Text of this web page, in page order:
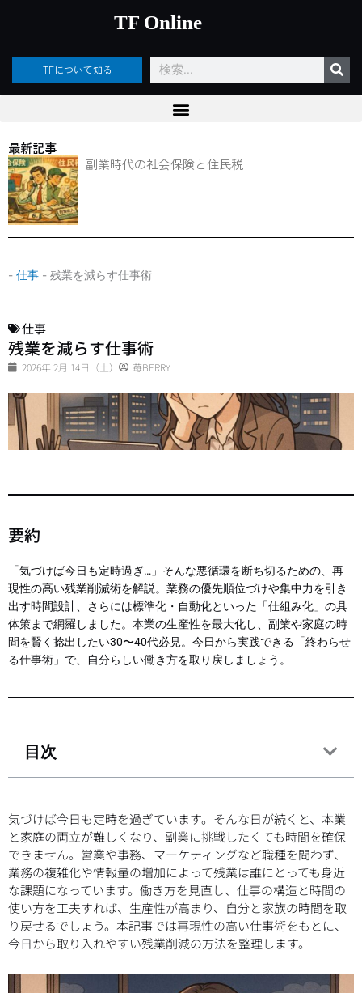
ッ
TF Online
TFについて知る
検
索
最新記事
副業時代の社会保険と住民税
- 仕事 - 残業を減らす仕事術
仕事
残業を減らす仕事術
2026年 2月 14日（土） 苺BERRY
要約
「気づけば今日も定時過ぎ…」そんな悪循環を断ち切るための、再
現性の高い残業削減術を解説。業務の優先順位づけや集中力を引き
出す時間設計、さらには標準化・自動化といった「仕組み化」の具
体策まで網羅しました。本業の生産性を最大化し、副業や家庭の時
間を賢く捻出したい30〜40代必見。今日から実践できる「終わらせ
る仕事術」で、自分らしい働き方を取り戻しましょう。
目次
気づけば今日も定時を過ぎています。そんな日が続くと、本業
と家庭の両立が難しくなり、副業に挑戦したくても時間を確保
できません。営業や事務、マーケティングなど職種を問わず、
業務の複雑化や情報量の増加によって残業は誰にとっても身近
な課題になっています。働き方を見直し、仕事の構造と時間の
使い方を工夫すれば、生産性が高まり、自分と家族の時間を取
り戻せるでしょう。本記事では再現性の高い仕事術をもとに、
今日から取り入れやすい残業削減の方法を整理します。